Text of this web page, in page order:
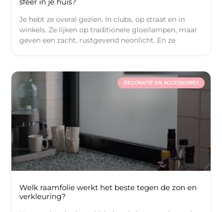
Je hebt ze overal gezien. In clubs, op straat en in
winkels. Ze lijken op traditionele gloeilampen, maar
geven een zacht, rustgevend neonlicht. En ze
DECORATIE EN ACCESSOIRES
Welk raamfolie werkt het beste tegen de zon en
verkleuring?